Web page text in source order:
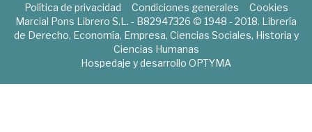
Política de privacidad Condiciones generales
Cookies
Marcial Pons Librero S.L. - B82947326 © 1948 - 2018. Librería
de Derecho, Economía, Empresa, Ciencias Sociales, Historia y
Ciencias Humanas
Hospedaje y desarrollo OPTYMA